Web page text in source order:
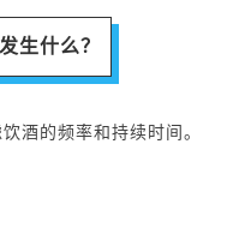
生什么？
酒的频率和持续时间。